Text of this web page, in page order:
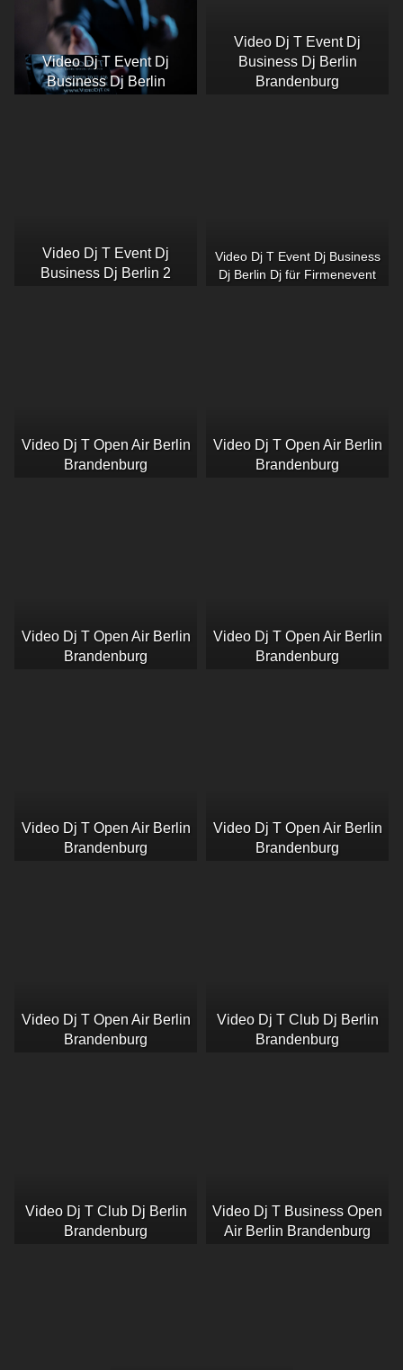
Video Dj T Event Dj
Business Dj Berlin
Video Dj T Event Dj
Business Dj Berlin
Brandenburg
Video Dj T Event Dj
Business Dj Berlin 2
Video Dj T Event Dj Business
Dj Berlin Dj für Firmenevent
Video Dj T Open Air Berlin
Brandenburg
Video Dj T Open Air Berlin
Brandenburg
Video Dj T Open Air Berlin
Brandenburg
Video Dj T Open Air Berlin
Brandenburg
Video Dj T Open Air Berlin
Brandenburg
Video Dj T Open Air Berlin
Brandenburg
Video Dj T Open Air Berlin
Brandenburg
Video Dj T Club Dj Berlin
Brandenburg
Video Dj T Club Dj Berlin
Brandenburg
Video Dj T Business Open
Air Berlin Brandenburg